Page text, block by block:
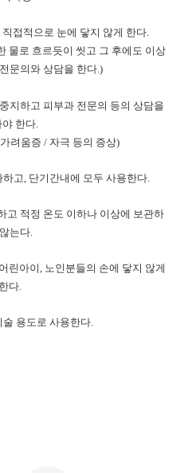
접적으로 눈에 닿지 않게 한다.
물로 흐르듯이 씻고 그 후에도 이상
문의와 상담을 한다.)
지하고 피부과 전문의 등의 상담을
야 한다.
가려움증 / 자극 등의 증상)
하고, 단기간내에 모두 사용한다.
고 적정 온도 이하나 이상에 보관하
는다.
어린아이, 노인분들의 손에 닿지 않게
한다.
술 용도로 사용한다.